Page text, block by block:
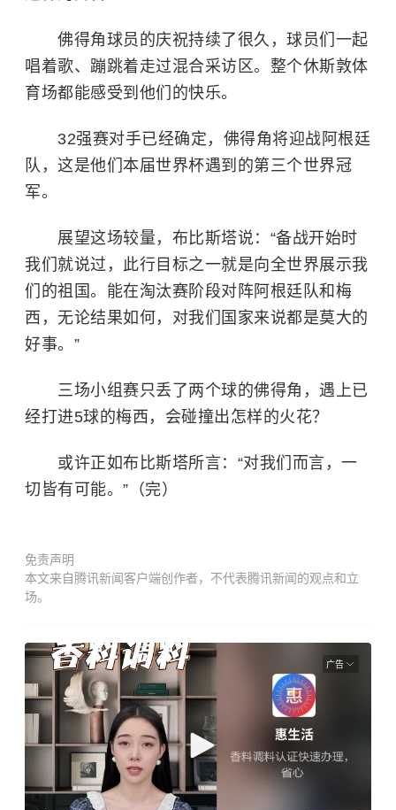
佛得角球员的庆祝持续了很久，球员们一起
唱着歌、蹦跳着走过混合采访区。整个休斯敦体
育场都能感受到他们的快乐。
32强赛对手已经确定，佛得角将迎战阿根廷
队，这是他们本届世界杯遇到的第三个世界冠
军。
展望这场较量，布比斯塔说：“备战开始时
我们就说过，此行目标之一就是向全世界展示我
们的祖国。能在淘汰赛阶段对阵阿根廷队和梅
西，无论结果如何，对我们国家来说都是莫大的
好事。”
三场小组赛只丢了两个球的佛得角，遇上已
经打进5球的梅西，会碰撞出怎样的火花？
或许正如布比斯塔所言：“对我们而言，一
切皆有可能。”（完）
免责声明
本文来自腾讯新闻客户端创作者，不代表腾讯新闻的观点和立
场。
广告